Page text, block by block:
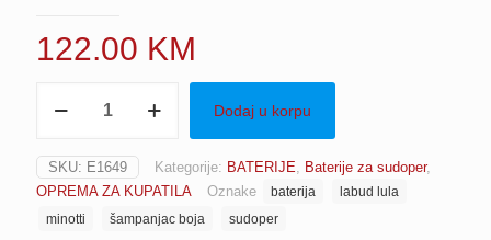
122.00 KM
MINOTTI
PRIMA
4501-
Dodaj u korpu
SKU: E1649 Kategorije: BATERIJE Baterije za sudoper,
OPREMA ZA KUPATILA
Oznake baterija
labud lula
minotti
šampanjac boja sudoper